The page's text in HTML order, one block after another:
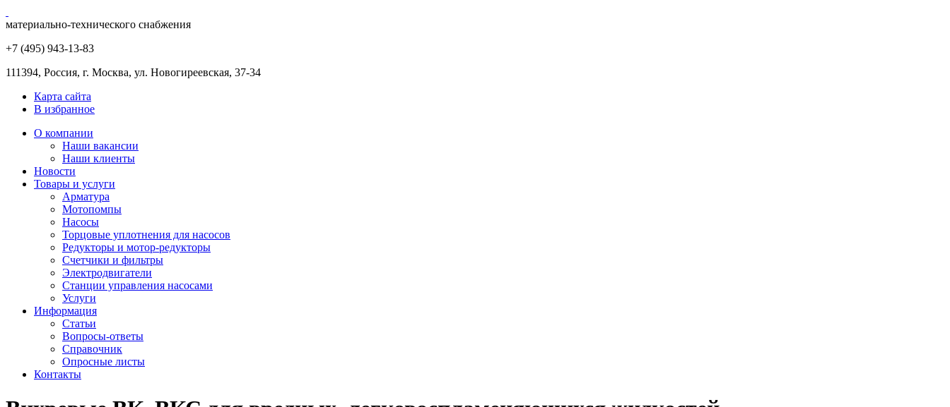
материально-технического снабжения
+7 (495) 943-13-83
111394, Россия, г. Москва, ул. Новогиреевская, 37-34
Карта сайта
В избранное
О компании
Наши вакансии
Наши клиенты
Новости
Товары и услуги
Арматура
Мотопомпы
Насосы
Торцовые уплотнения для насосов
Редукторы и мотор-редукторы
Счетчики и фильтры
Электродвигатели
Станции управления насосами
Услуги
Информация
Статьи
Вопросы-ответы
Справочник
Опросные листы
Контакты